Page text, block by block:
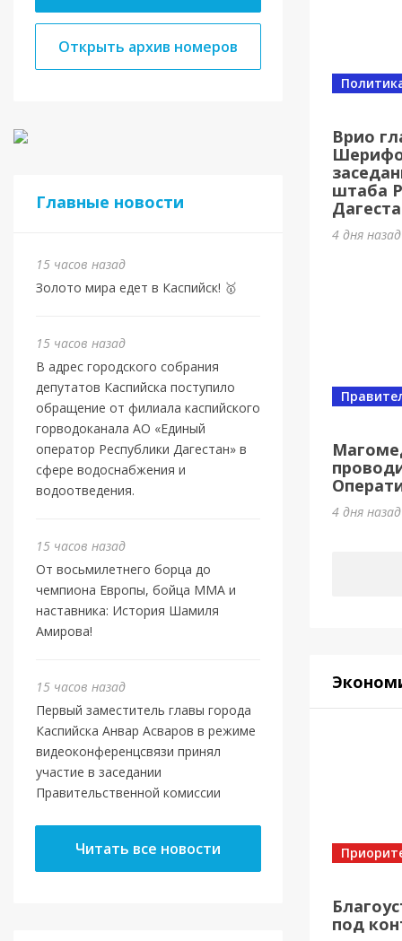
Открыть архив номеров
Главные новости
15 часов назад
Золото мира едет в Каспийск! 🥇
15 часов назад
В адрес городского собрания
депутатов Каспийска поступило
обращение от филиала каспийского
горводоканала АО «Единый
оператор Республики Дагестан» в
сфере водоснабжения и
водоотведения.
15 часов назад
От восьмилетнего борца до
чемпиона Европы, бойца ММА и
наставника: История Шамиля
Амирова!
15 часов назад
Первый заместитель главы города
Каспийска Анвар Асваров в режиме
видеоконференцсвязи принял
участие в заседании
Правительственной комиссии
Читать все новости
От
15 часов
МБУ
Врио
штаба
4 дня
4 дня
под